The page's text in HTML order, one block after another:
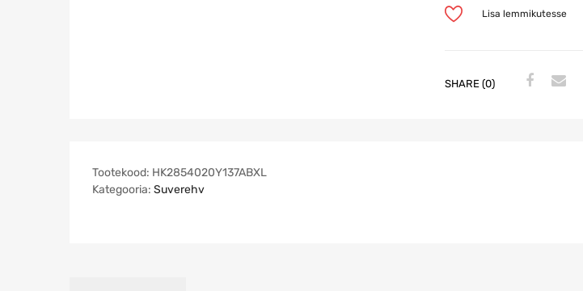
Lisa lemmikutesse
SHARE (0)
Tootekood: HK2854020Y137ABXL
Kategooria: Suverehv